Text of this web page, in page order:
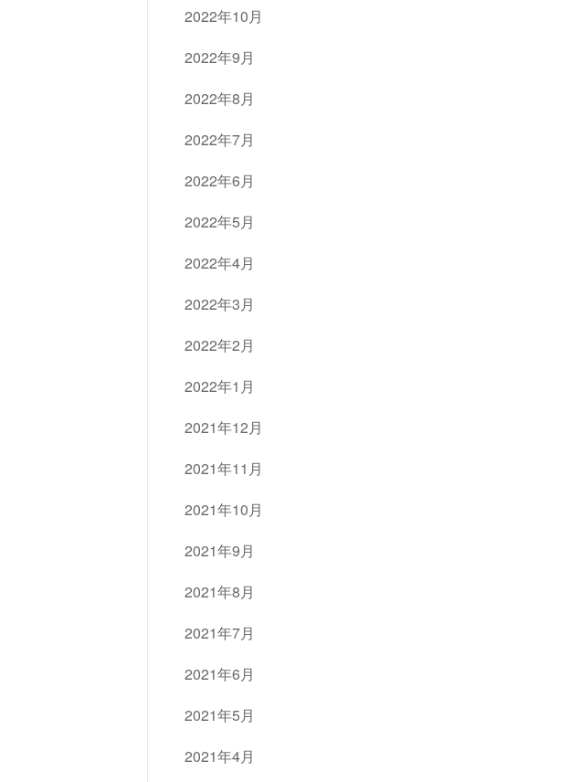
2022年10月
2022年9月
2022年8月
2022年7月
2022年6月
2022年5月
2022年4月
2022年3月
2022年2月
2022年1月
2021年12月
2021年11月
2021年10月
2021年9月
2021年8月
2021年7月
2021年6月
2021年5月
2021年4月